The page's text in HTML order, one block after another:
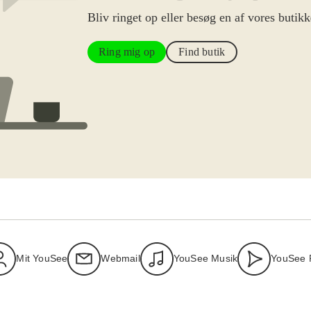
Bliv ringet op eller besøg en af vores
Ring mig op Find butik
Mit YouSee Webmail YouSee Musik YouSee